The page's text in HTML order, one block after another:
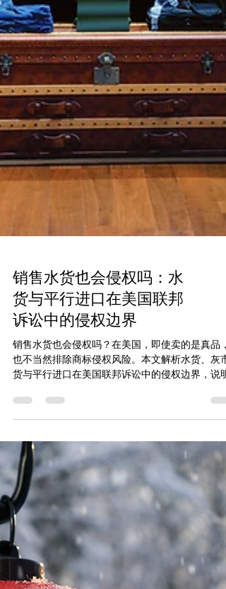
销售水货也会侵权吗：水
货与平行进口在美国联邦
诉讼中的侵权边界
销售水货也会侵权吗？在美国，即使卖的是真品，
货与平行进口在美国联邦诉讼中的侵权边界，说明
意义上的正品地位。